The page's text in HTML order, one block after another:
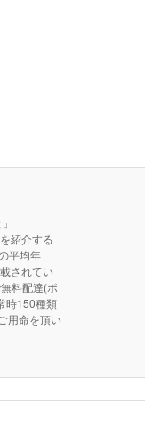
紹介する
平均年
されてい
料配達(ポ
時150種類
用命を頂い